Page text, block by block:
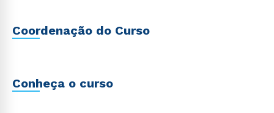
- EAD 100% on-line pretende-se estudar os princípios
básicos para animação em duas e três dimensões. Serão
Coordenação do Curso
Conheça o curso